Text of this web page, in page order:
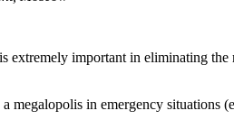
important in eliminating the
in emergency situations